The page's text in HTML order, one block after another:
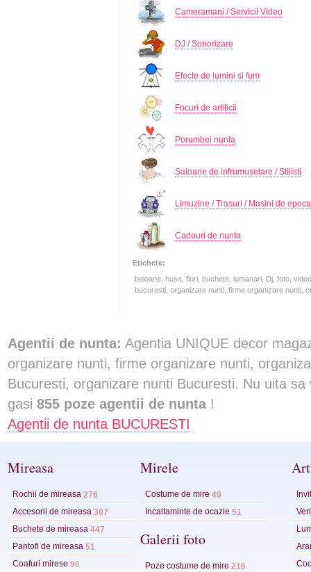
Cameramani / Servicii Video
DJ / Sonorizare
Efecte de lumini si fum
Focuri de artificii
Porumbei nunta
Saloane de infrumusetare / Stilisti
Limuzine / Trasuri / Masini de epoca
Cadouri de nunta
Etichete:
baloane, huse, flori, buchete, lumanari, Dj, foto,
bucuresti, organizare nunti, firme organizare nunti,
Agentii de nunta: Agentia UNIQUE decor
organizare nunti, firme organizare nunti,
Bucuresti, organizare nunti Bucuresti. Nu uita
gasi 855 poze agentii de nunta !
Agentii de nunta BUCURESTI
Mireasa
Rochii de mireasa 276
Accesorii de mireasa 307
Buchete de mireasa 447
Pantofi de mireasa 51
Coafuri mirese 90
Mirele
Costume de mire 49
Incaltaminte de ocazie 51
Galerii foto
Poze costume de mire 216